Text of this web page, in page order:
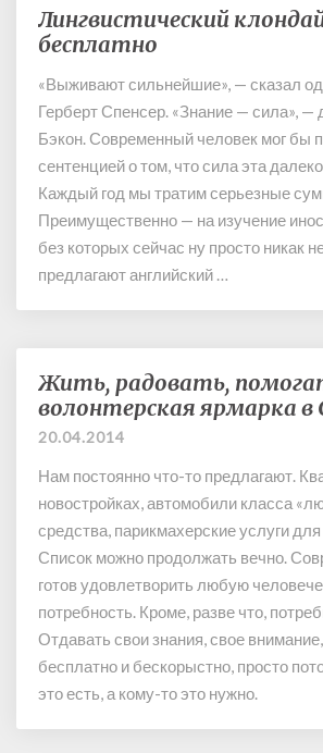
а
л
ь
н
ы
й
р
о
е
к
т
у
р
м
у
е
т
и
т
е
р
Л
и
г
в
и
с
т
и
ч
е
с
к
й
к
л
н
д
а
:
я
з
ы
к
и
е
Лингвистический
бесплатно
«Выживают сильнейшие», — сказал
Герберт Спенсер. «Знание — сила», —
Бэкон. Современный человек мог бы
сентенцией о том, что сила эта
Каждый год мы тратим серьезные
Преимущественно — на изучение
без которых сейчас ну просто никак
предлагают английский …
Ж
и
т
,
р
а
д
в
а
т
ь
,
Жить, радовать,
волонтерская ярмарка в
20.04.2014
Нам постоянно что-то предлагают.
новостройках, автомобили класса
средства, парикмахерские услуги
Список можно продолжать вечно.
готов удовлетворить любую
потребность. Кроме, разве что,
Отдавать свои знания, свое
бесплатно и бескорыстно, просто
это есть, а кому-то это нужно.